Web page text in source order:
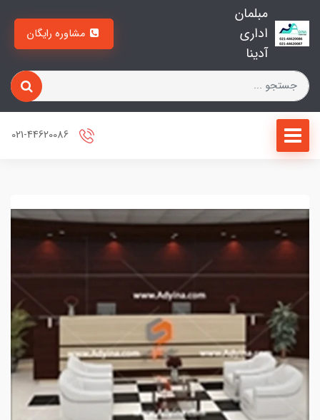
مبلمان
اداری
آدینا